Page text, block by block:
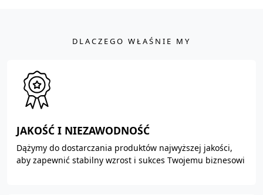
DLACZEGO WŁAŚNIE MY
JAKOŚĆ I NIEZAWODNOŚĆ
Dążymy do dostarczania produktów najwyższej jakości,
aby zapewnić stabilny wzrost i sukces Twojemu biznesowi